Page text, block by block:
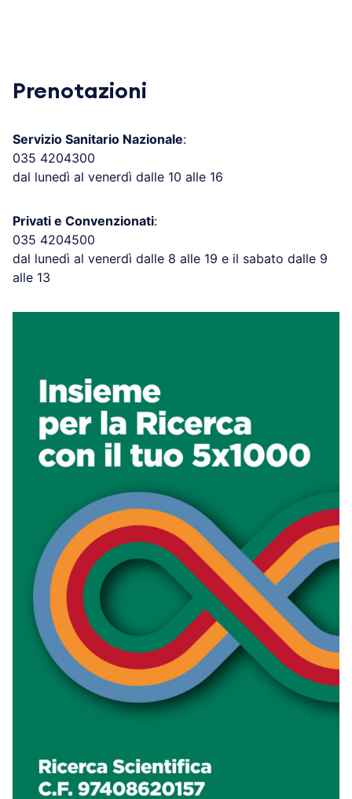
Prenotazioni
Servizio Sanitario Nazionale:
035 4204300
dal lunedì al venerdì dalle 10 alle 16
Privati e Convenzionati:
035 4204500
dal lunedì al venerdì dalle 8 alle 19 e il sabato dalle 9
alle 13